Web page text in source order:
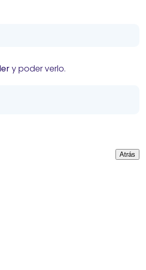
y poder verlo.